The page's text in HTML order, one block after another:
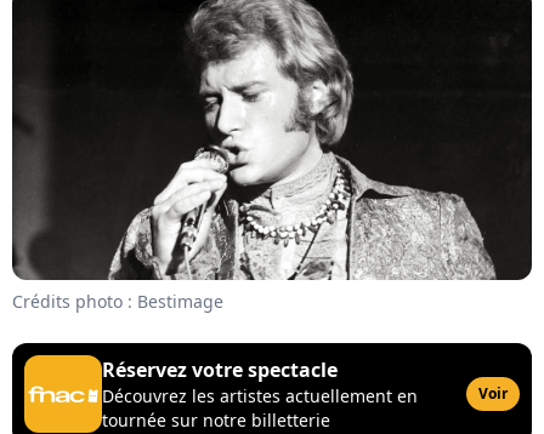
Crédits photo : Bestimage
Réservez votre spectacle
Découvrez les artistes actuellement en
tournée sur notre billetterie
Voir